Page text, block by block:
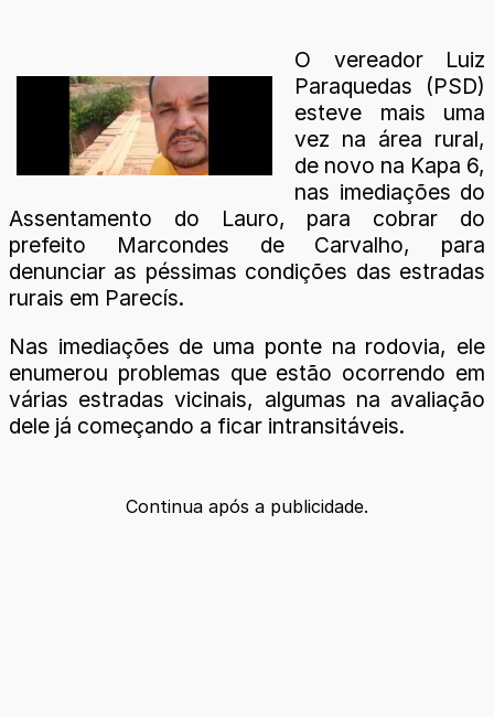
O vereador Luiz
Paraquedas (PSD)
esteve mais uma
vez na área rural,
de novo na Kapa 6,
nas imediações do
Assentamento do Lauro, para cobrar do
prefeito Marcondes de Carvalho, para
denunciar as péssimas condições das estradas
rurais em Parecís.
Nas imediações de uma ponte na rodovia, ele
enumerou problemas que estão ocorrendo em
várias estradas vicinais, algumas na avaliação
dele já começando a ficar intransitáveis.
Continua após a publicidade.